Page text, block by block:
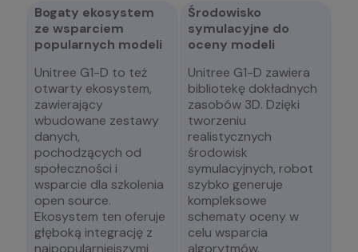
Bogaty ekosystem
ze wsparciem
popularnych modeli
Unitree G1-D to też
otwarty ekosystem,
zawierający
wbudowane zestawy
danych,
pochodzących od
społeczności i
wsparcie dla szkolenia
open source.
Ekosystem ten oferuje
głęboką integrację z
najpopularniejszymi
Środowisko
symulacyjne do
oceny modeli
Unitree G1-D zawiera
bibliotekę dokładnych
zasobów 3D. Dzięki
tworzeniu
realistycznych
środowisk
symulacyjnych, robot
szybko generuje
kompleksowe
schematy oceny w
celu wsparcia
algorytmów.